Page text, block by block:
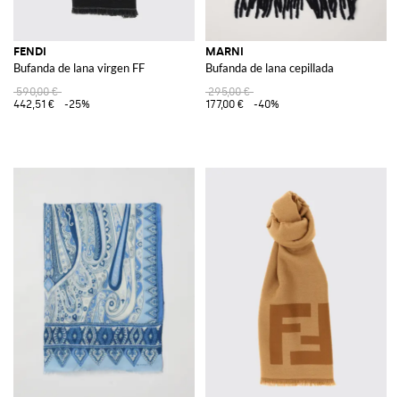
FENDI
Bufanda de lana virgen FF
590,00 €
442,51 €
-25%
MARNI
Bufanda de lana cepillada
295,00 €
177,00 €
-40%